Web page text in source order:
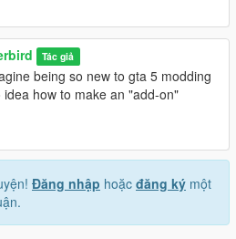
Tác giả
being so new to gta 5 modding
how to make an "add-on"
Đăng nhập hoặc đăng ký một